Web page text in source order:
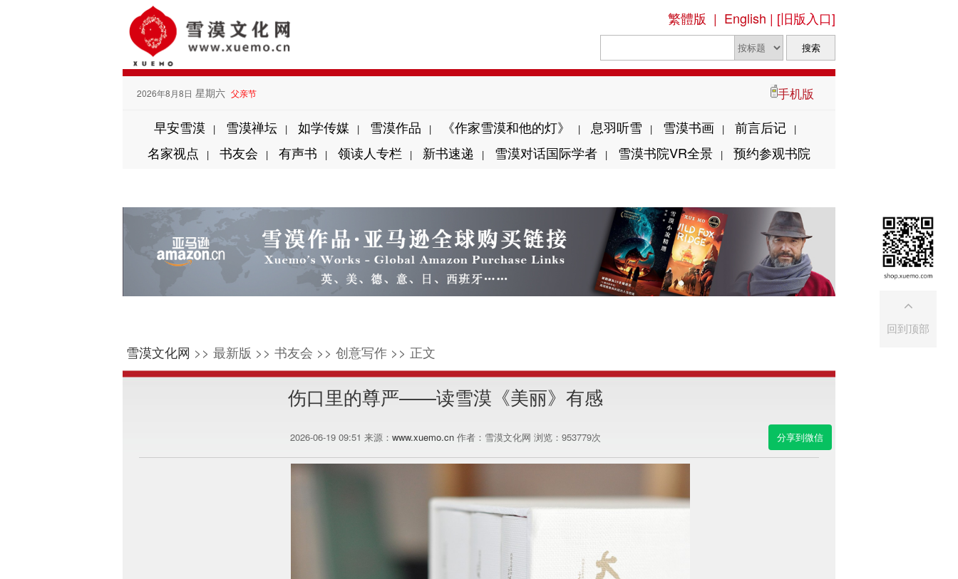
繁體版 | English | [旧版入口]
2026年8月8日 星期六 父亲节 手机版
早安雪漠 | 雪漠禅坛 | 如学传媒 | 雪漠作品 | 《作家雪漠和他的灯》 | 息羽听雪 | 雪漠书画 | 前言后记 |
名家视点 | 书友会 | 有声书 | 领读人专栏 | 新书速递 | 雪漠对话国际学者 | 雪漠书院VR全景 | 预约参观书院
雪漠文化网 >> 最新版 >> 书友会 >> 创意写作 >> 正文
伤口里的尊严——读雪漠《美丽》有感
2026-06-19 09:51 来源： www.xuemo.cn 作者：雪漠文化网 浏览： 953779次 分享到微信
回到顶部